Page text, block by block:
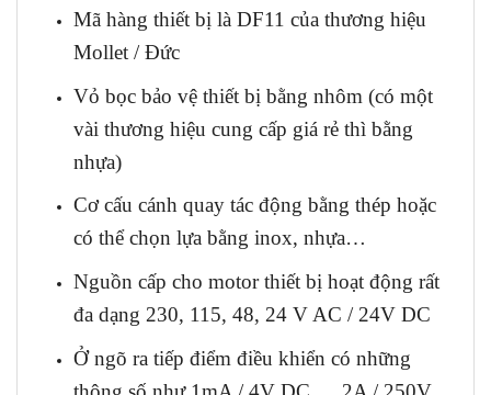
Mã hàng thiết bị là DF11 của thương hiệu
Mollet / Đức
Vỏ bọc bảo vệ thiết bị bằng nhôm (có một
vài thương hiệu cung cấp giá rẻ thì bằng
nhựa)
Cơ cấu cánh quay tác động bằng thép hoặc
có thể chọn lựa bằng inox, nhựa…
Nguồn cấp cho motor thiết bị hoạt động rất
đa dạng 230, 115, 48, 24 V AC / 24V DC
Ở ngõ ra tiếp điểm điều khiển có những